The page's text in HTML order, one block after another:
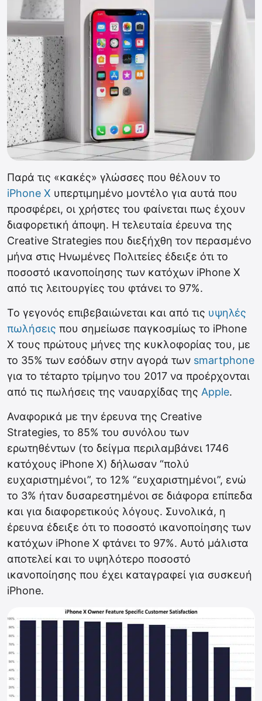
Παρά τις «κακές» γλώσσες που θέλουν το
iPhone X υπερτιμημένο μοντέλο για αυτά που
προσφέρει, οι χρήστες του φαίνεται πως έχουν
διαφορετική άποψη. Η τελευταία έρευνα της
Creative Strategies που διεξήχθη τον περασμένο
μήνα στις Ηνωμένες Πολιτείες έδειξε ότι τo
ποσοστό ικανοποίησης των κατόχων iPhone X
από τις λειτουργίες του φτάνει το 97%.
Το γεγονός επιβεβαιώνεται και από τις υψηλές
πωλήσεις που σημείωσε παγκοσμίως το iPhone
X τους πρώτους μήνες της κυκλοφορίας του, με
το 35% των εσόδων στην αγορά των smartphone
για το τέταρτο τρίμηνο του 2017 να προέρχονται
από τις πωλήσεις της ναυαρχίδας της Apple.
Αναφορικά με την έρευνα της Creative
Strategies, το 85% του συνόλου των
ερωτηθέντων (το δείγμα περιλαμβάνει 1746
κατόχους iPhone X) δήλωσαν “πολύ
ευχαριστημένοι”, το 12% “ευχαριστημένοι”, ενώ
το 3% ήταν δυσαρεστημένοι σε διάφορα επίπεδα
και για διαφορετικούς λόγους. Συνολικά, η
έρευνα έδειξε ότι το ποσοστό ικανοποίησης των
κατόχων iPhone X φτάνει το 97%. Αυτό μάλιστα
αποτελεί και το υψηλότερο ποσοστό
ικανοποίησης που έχει καταγραφεί για συσκευή
iPhone.